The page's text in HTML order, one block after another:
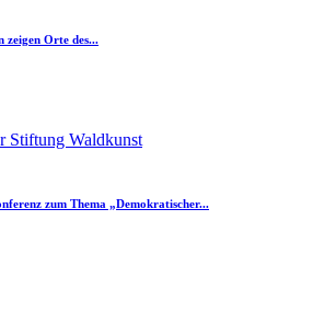
zeigen Orte des...
zum Thema „Demokratischer...